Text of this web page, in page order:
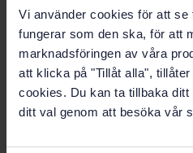
Vi använder cookies för att se
fungerar som den ska, för att
marknadsföringen av våra
att klicka på "Tillåt alla",
cookies. Du kan ta tillbaka
ditt val genom att besöka vår
IDT)
Prenumerera